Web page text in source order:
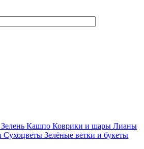
Зелень Кашпо Коврики и шары Лианы
Сухоцветы Зелёные ветки и букеты